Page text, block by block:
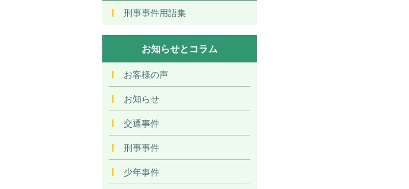
刑事事件用語集
お知らせとコラム
お客様の声
お知らせ
交通事件
刑事事件
少年事件